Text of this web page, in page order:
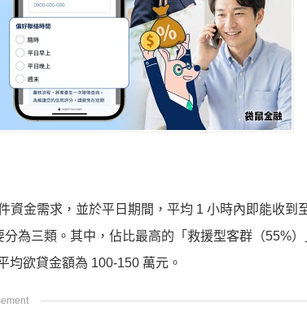
金需求，並於平日期間，平均 1 小時內即能收到
為三類。其中，佔比最高的「救援型客群（55%
均欲貸金額為 100-150 萬元。